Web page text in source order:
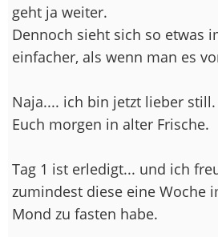
geht ja weiter.
Dennoch sieht sich so etwas
einfacher, als wenn man es
Naja.... ich bin jetzt lieber
Euch morgen in alter Frische.
Tag 1 ist erledigt... und ich
zumindest diese eine Woche
Mond zu fasten habe.